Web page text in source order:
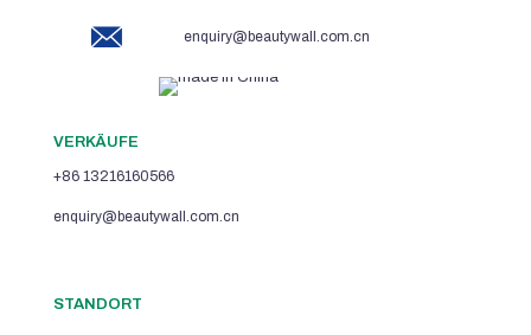
enquiry@beautywall.com.cn
VERKÄUFE
+86 13216160566
enquiry@beautywall.com.cn
STANDORT